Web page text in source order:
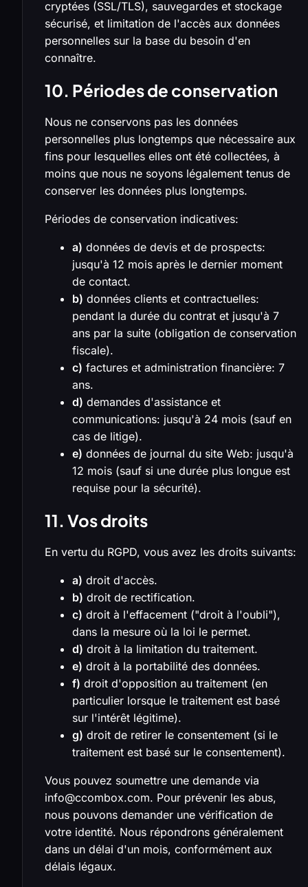
cryptées (SSL/TLS), sauvegardes et stockage
sécurisé, et limitation de l'accès aux données
personnelles sur la base du besoin d'en
connaître.
10. Périodes de conservation
Nous ne conservons pas les données
personnelles plus longtemps que nécessaire aux
fins pour lesquelles elles ont été collectées, à
moins que nous ne soyons légalement tenus de
conserver les données plus longtemps.
Périodes de conservation indicatives:
a) données de devis et de prospects:
jusqu'à 12 mois après le dernier moment
de contact.
b) données clients et contractuelles:
pendant la durée du contrat et jusqu'à 7
ans par la suite (obligation de conservation
fiscale).
c) factures et administration financière: 7
ans.
d) demandes d'assistance et
communications: jusqu'à 24 mois (sauf en
cas de litige).
e) données de journal du site Web: jusqu'à
12 mois (sauf si une durée plus longue est
requise pour la sécurité).
11. Vos droits
En vertu du RGPD, vous avez les droits suivants:
a) droit d'accès.
b) droit de rectification.
c) droit à l'effacement ("droit à l'oubli"),
dans la mesure où la loi le permet.
d) droit à la limitation du traitement.
e) droit à la portabilité des données.
f) droit d'opposition au traitement (en
particulier lorsque le traitement est basé
sur l'intérêt légitime).
g) droit de retirer le consentement (si le
traitement est basé sur le consentement).
Vous pouvez soumettre une demande via
info@ccombox.com. Pour prévenir les abus,
nous pouvons demander une vérification de
votre identité. Nous répondrons généralement
dans un délai d'un mois, conformément aux
délais légaux.